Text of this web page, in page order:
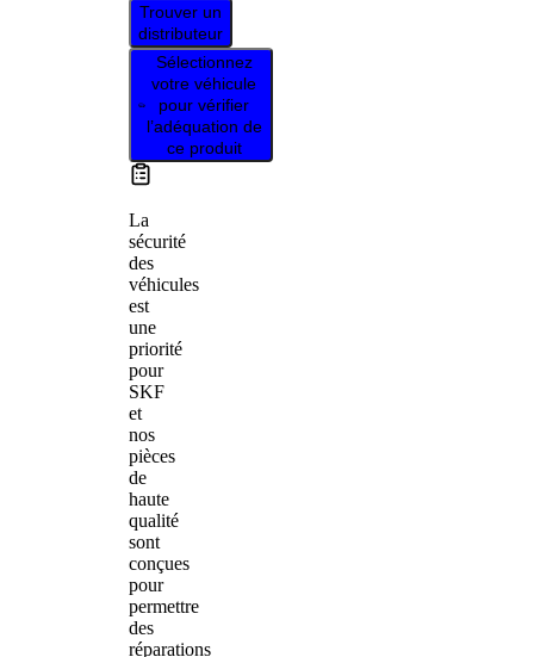
Trouver un
distributeur
Sélectionnez
votre véhicule
pour vérifier
l’adéquation de
ce produit
La
sécurité
des
véhicules
est
une
priorité
pour
SKF
et
nos
pièces
de
haute
qualité
sont
conçues
pour
permettre
des
réparations